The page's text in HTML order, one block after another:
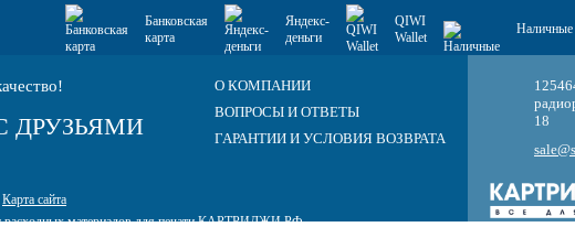
Банковская
карта
Яндекс-
деньги
QIWI
Wallet
Наличные
О КОМПАНИИ
ВОПРОСЫ И ОТВЕТЫ
ГАРАНТИИ И УСЛОВИЯ ВОЗВРАТА
ДРУЗЬЯМИ
Карта сайта
расходных материалов для печати КАРТРИДЖИ.РФ
18